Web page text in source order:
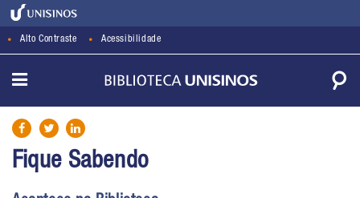
Alto Contraste Acessibilidade
Fique Sabendo